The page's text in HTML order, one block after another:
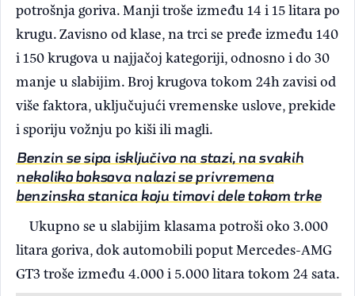
potrošnja goriva. Manji troše između 14 i 15 litara po
krugu. Zavisno od klase, na trci se pređe između 140
i 150 krugova u najjačoj kategoriji, odnosno i do 30
manje u slabijim. Broj krugova tokom 24h zavisi od
više faktora, uključujući vremenske uslove, prekide
i sporiju vožnju po kiši ili magli.
Benzin se sipa isključivo na stazi, na svakih
nekoliko boksova nalazi se privremena
benzinska stanica koju timovi dele tokom trke
Ukupno se u slabijim klasama potroši oko 3.000
litara goriva, dok automobili poput Mercedes-AMG
GT3 troše između 4.000 i 5.000 litara tokom 24 sata.